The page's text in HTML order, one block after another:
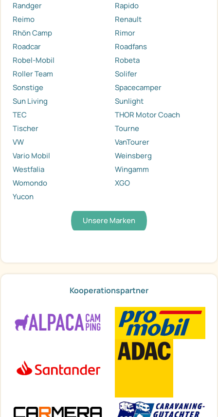
Randger
Rapido
Reimo
Renault
Rhön Camp
Rimor
Roadcar
Roadfans
Robel-Mobil
Robeta
Roller Team
Solifer
Sonstige
Spacecamper
Sun Living
Sunlight
TEC
THOR Motor Coach
Tischer
Tourne
VW
VanTourer
Vario Mobil
Weinsberg
Westfalia
Wingamm
Womondo
XGO
Yucon
Unsere Marken
Kooperationspartner